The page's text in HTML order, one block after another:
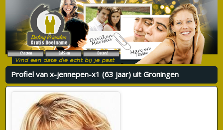
Profiel van x-jennepen-x1 (63 jaar) uit Groningen